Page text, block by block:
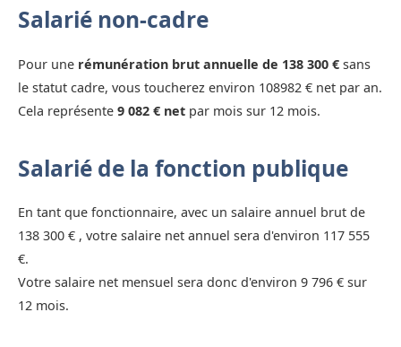
Salarié non-cadre
Pour une rémunération brut annuelle de 138 300 € sans
le statut cadre, vous toucherez environ 108982 € net par an.
Cela représente 9 082 € net par mois sur 12 mois.
Salarié de la fonction publique
En tant que fonctionnaire, avec un salaire annuel brut de
138 300 € , votre salaire net annuel sera d'environ 117 555
€.
Votre salaire net mensuel sera donc d'environ 9 796 € sur
12 mois.